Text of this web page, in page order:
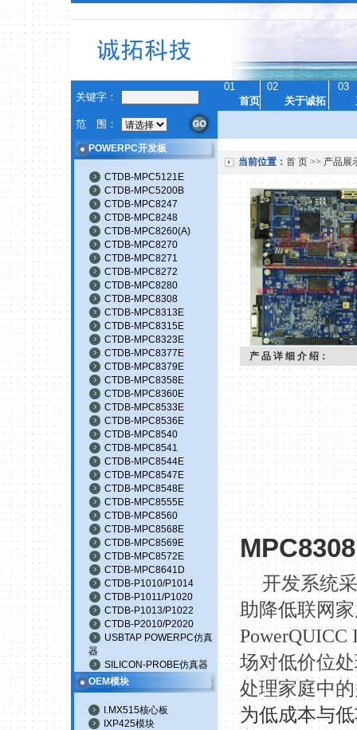
关键字：
范 围：
01 02
03
首页
关于诚拓
POWERPC开发板
CTDB-MPC5121E
CTDB-MPC5200B
CTDB-MPC8247
CTDB-MPC8248
CTDB-MPC8260(A)
CTDB-MPC8270
CTDB-MPC8271
CTDB-MPC8272
CTDB-MPC8280
CTDB-MPC8308
CTDB-MPC8313E
CTDB-MPC8315E
CTDB-MPC8323E
CTDB-MPC8377E
CTDB-MPC8379E
CTDB-MPC8358E
CTDB-MPC8360E
CTDB-MPC8533E
CTDB-MPC8536E
CTDB-MPC8540
CTDB-MPC8541
CTDB-MPC8544E
CTDB-MPC8547E
CTDB-MPC8548E
CTDB-MPC8555E
CTDB-MPC8560
CTDB-MPC8568E
CTDB-MPC8569E
CTDB-MPC8572E
CTDB-MPC8641D
CTDB-P1010/P1014
CTDB-P1011/P1020
CTDB-P1013/P1022
CTDB-P2010/P2020
USBTAP POWERPC仿真
器
SILICON-PROBE仿真器
OEM模块
I.MX515核心板
IXP425模块
当前位置： 首 页>> 产品展
产 品 详 细 介 绍：
MPC8308
开发系统
助降低联网
PowerQUICC
场对低价位
处理家庭中
为低成本与